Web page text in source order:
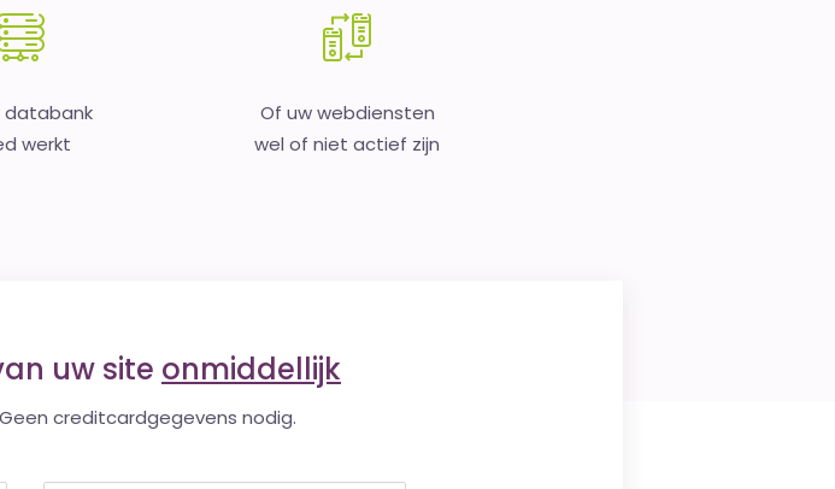
databank
werkt
Of uw webdiensten
wel of niet actief zijn
uw site onmiddellijk
creditcardgegevens nodig.